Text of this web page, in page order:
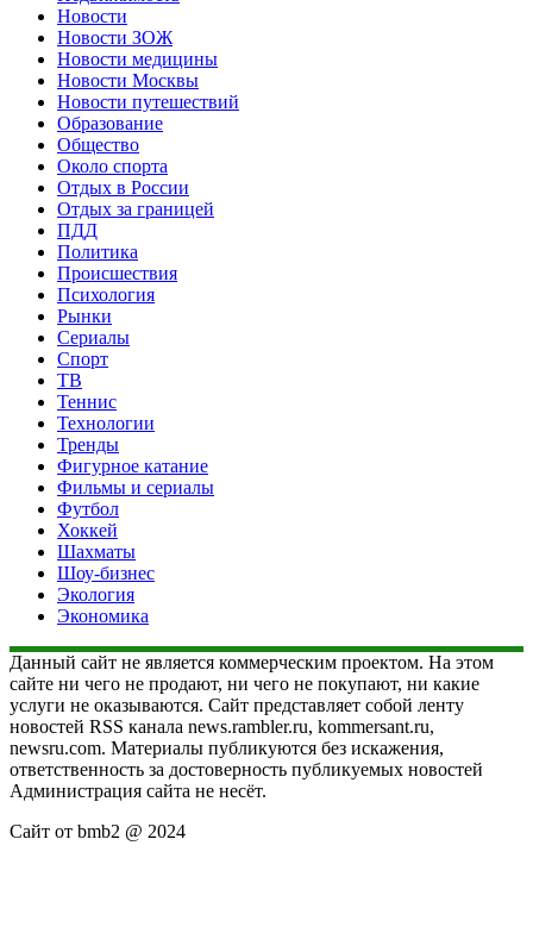
Новости
Новости ЗОЖ
Новости медицины
Новости Москвы
Новости путешествий
Образование
Общество
Около спорта
Отдых в России
Отдых за границей
ПДД
Политика
Происшествия
Психология
Рынки
Сериалы
Спорт
ТВ
Теннис
Технологии
Тренды
Фигурное катание
Фильмы и сериалы
Футбол
Хоккей
Шахматы
Шоу-бизнес
Экология
Экономика
Данный сайт не является коммерческим проектом. На этом
сайте ни чего не продают, ни чего не покупают, ни какие
услуги не оказываются. Сайт представляет собой ленту
новостей RSS канала news.rambler.ru, kommersant.ru,
newsru.com. Материалы публикуются без искажения,
ответственность за достоверность публикуемых новостей
Администрация сайта не несёт.
Сайт от bmb2 @ 2024